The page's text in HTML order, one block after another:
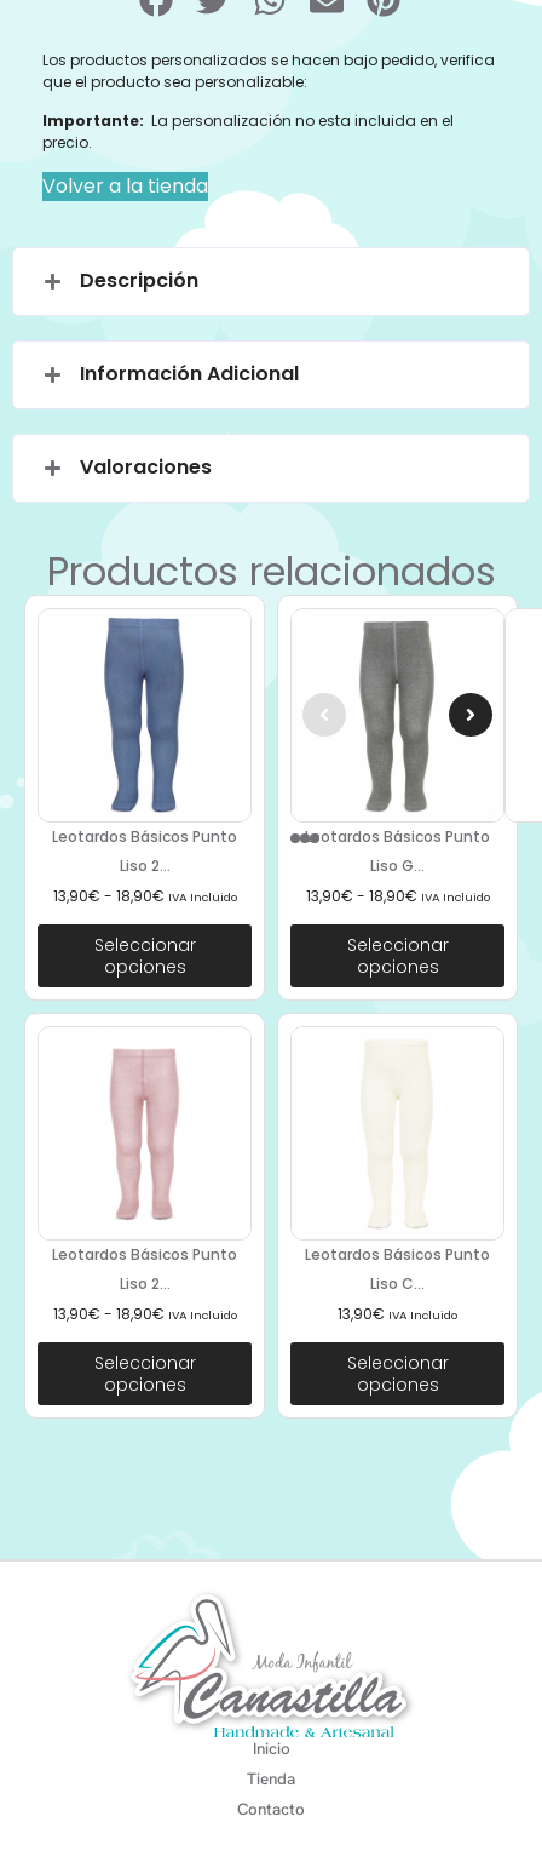
Los productos personalizados se hacen bajo pedido, verifica
que el producto sea personalizable:
Importante: La personalización no esta incluida en el
precio.
Volver a la tienda
Descripción
Información Adicional
Valoraciones
Productos relacionados
Leotardos Básicos Punto
Liso 2...
13,90€ - 18,90€ IVA Incluido
Seleccionar
opciones
Leotardos Básicos Punto
Liso G...
13,90€ - 18,90€ IVA Incluido
Seleccionar
opciones
Leotardos Básicos Punto
Liso 2...
13,90€ - 18,90€ IVA Incluido
Seleccionar
opciones
Leotardos Básicos Punto
Liso C...
13,90€ IVA Incluido
Seleccionar
opciones
Inicio
Tienda
Contacto